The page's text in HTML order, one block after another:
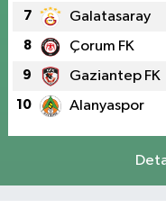
7 Galatasaray
8 Çorum FK
9 Gaziantep FK
10 Alanyaspor